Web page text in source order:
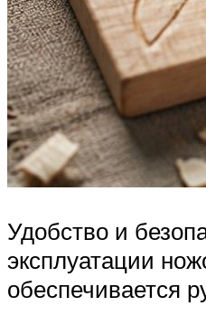
Удобство и
эксплуатации
обеспечивается